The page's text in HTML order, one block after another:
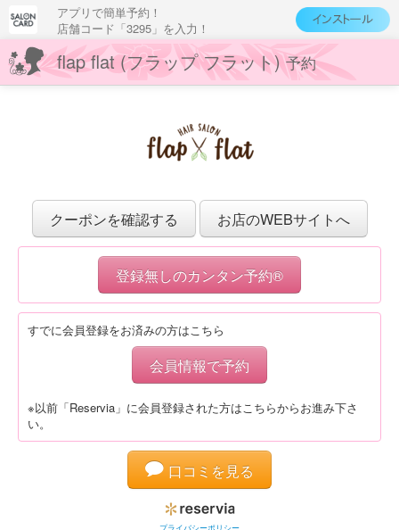
アプリで簡単予約！
店舗コード「3295」を入力！
flap flat (フラップ フラット)予約
クーポンを確認する お店のWEBサイトへ
登録無しのカンタン予約®
すでに会員登録をお済みの方はこちら
会員情報で予約
※以前「Reservia」に会員登録された方はこちらからお進み下さ
い。
口コミを見る